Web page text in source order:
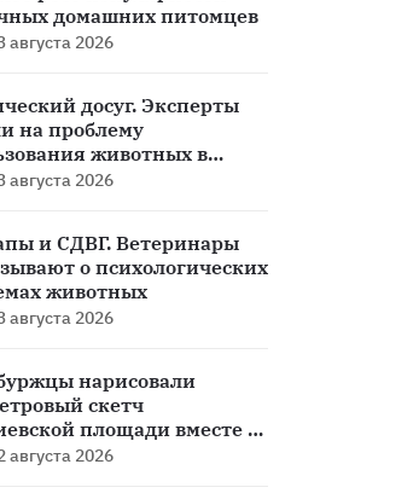
домашних питомцев
августа 2026
досуг. Эксперты
на проблему
животных в
августа 2026
и СДВГ. Ветеринары
о психологических
животных
августа 2026
нарисовали
скетч
площади вместе с
Кичигиным
августа 2026